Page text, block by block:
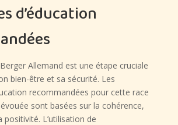
d’éducation
Allemand est une étape cruciale
bien-être et sa sécurité. Les
recommandées pour cette race
sont basées sur la cohérence,
positivité. L’utilisation de